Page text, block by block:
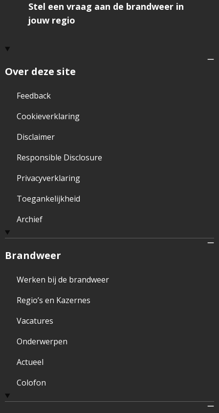
Over deze site
Feedback
Cookieverklaring
Disclaimer
Responsible Disclosure
Privacyverklaring
Toegankelijkheid
Archief
Brandweer
Werken bij de brandweer
Regio’s en Kazernes
Vacatures
Onderwerpen
Actueel
Colofon
Stel een vraag aan de brandweer in
jouw regio